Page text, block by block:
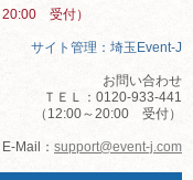
受付）
サイト管理：埼玉Event-J
お問い合わせ
ＴＥＬ：0120-933-441
（12:00～20:00 受付）
E-Mail： support@event-j.com